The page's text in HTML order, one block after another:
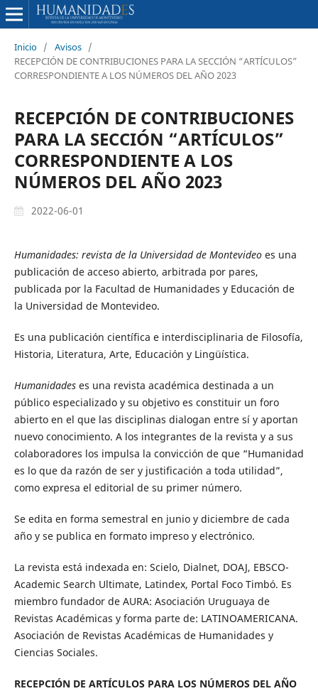
Inicio / Avisos /
RECEPCIÓN DE CONTRIBUCIONES PARA LA SECCIÓN “ARTÍCULOS”
CORRESPONDIENTE A LOS NÚMEROS DEL AÑO 2023
RECEPCIÓN DE CONTRIBUCIONES
PARA LA SECCIÓN “ARTÍCULOS”
CORRESPONDIENTE A LOS
NÚMEROS DEL AÑO 2023
2022-06-01
Humanidades: revista de la Universidad de Montevideoes una
publicación de acceso abierto, arbitrada por pares,
publicada por la Facultad de Humanidades y Educación de
la Universidad de Montevideo.
Es una publicación científica e interdisciplinaria de Filosofía,
Historia, Literatura, Arte, Educación y Lingüística.
Humanidadeses una revista académica destinada a un
público especializado y su objetivo es constituir un foro
abierto en el que las disciplinas dialogan entre sí y aportan
nuevo conocimiento. A los integrantes de la revista y a sus
colaboradores los impulsa la convicción de que “Humanidad
es lo que da razón de ser y justificación a toda utilidad”,
como expresa el editorial de su primer número.
Se edita en forma semestral en junio y diciembre de cada
año y se publica en formato impreso y electrónico.
La revista está indexada en: Scielo, Dialnet, DOAJ, EBSCO-
Academic Search Ultimate, Latindex, Portal Foco Timbó. Es
miembro fundador de AURA: Asociación Uruguaya de
Revistas Académicas y forma parte de: LATINOAMERICANA.
Asociación de Revistas Académicas de Humanidades y
Ciencias Sociales.
RECEPCIÓN DE ARTÍCULOS PARA LOS NÚMEROS DEL AÑO